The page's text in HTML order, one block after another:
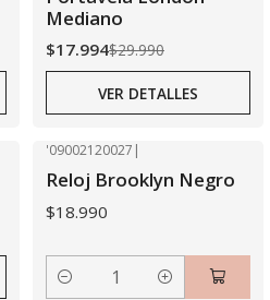
Agotado
Mediano
$17.994$29.990
VER DETALLES
'09002120027 |
Reloj Brooklyn Negro
$18.990
Cantidad